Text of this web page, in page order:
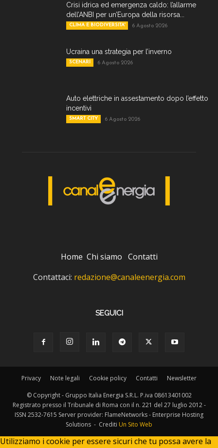
Crisi idrica ed emergenza caldo: l’allarme
dell’ANBI per un’Europa della risorsa...
CLIMA E BIODIVERSITA' 6 Agosto 2026
Ucraina una strategia per l’inverno
SCENARI 6 Agosto 2026
Auto elettriche in assestamento dopo l’effetto
incentivi
SMART CITY 6 Agosto 2026
Home Chi siamo Contatti
Contattaci: redazione@canaleenergia.com
SEGUICI
Privacy Note legali Cookie policy Contatti Newsletter
© Copyright - Gruppo Italia Energia S.R.L. P.iva 08613401002
Registrato presso il Tribunale di Roma con il n. 221 del 27 luglio 2012 -
ISSN 2532-7615 Server provider: FlameNetworks - Enterprise Hosting
Solutions - Crediti Un Sito Web
Utilizziamo i cookie per essere sicuri che tu possa avere la